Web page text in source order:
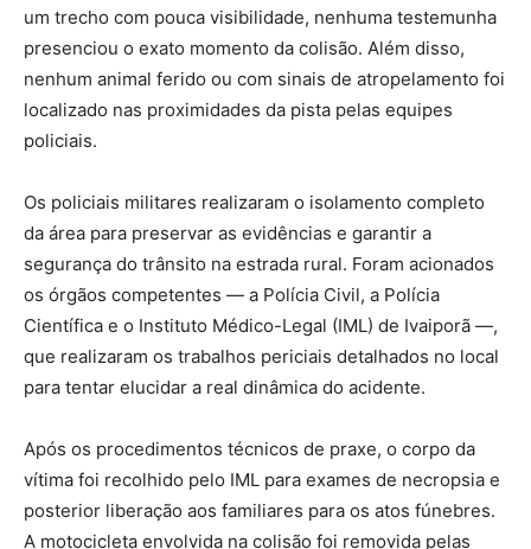
um trecho com pouca visibilidade, nenhuma testemunha
presenciou o exato momento da colisão. Além disso,
nenhum animal ferido ou com sinais de atropelamento foi
localizado nas proximidades da pista pelas equipes
policiais.
Os policiais militares realizaram o isolamento completo
da área para preservar as evidências e garantir a
segurança do trânsito na estrada rural. Foram acionados
os órgãos competentes — a Polícia Civil, a Polícia
Científica e o Instituto Médico-Legal (IML) de Ivaiporã —,
que realizaram os trabalhos periciais detalhados no local
para tentar elucidar a real dinâmica do acidente.
Após os procedimentos técnicos de praxe, o corpo da
vítima foi recolhido pelo IML para exames de necropsia e
posterior liberação aos familiares para os atos fúnebres.
A motocicleta envolvida na colisão foi removida pelas